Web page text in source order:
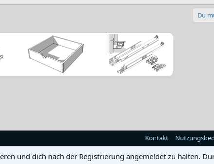
Du
Kontakt
und dich nach der Registrierung angemeldet zu halten.